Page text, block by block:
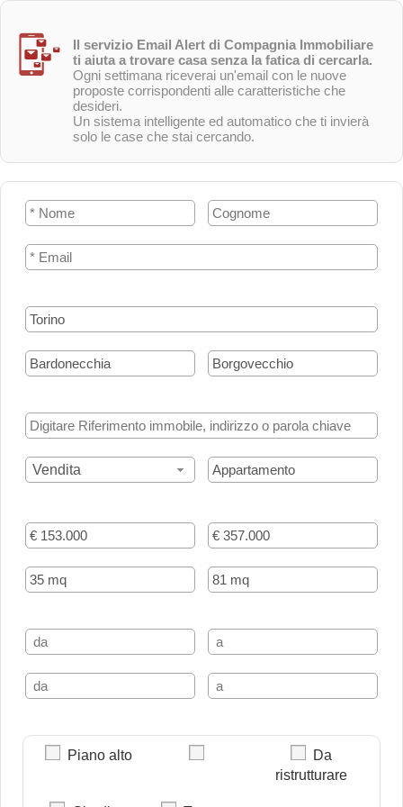
Il servizio Email Alert di Compagnia Immobiliare
ti aiuta a trovare casa senza la fatica di cercarla.
Ogni settimana riceverai un'email con le nuove
proposte corrispondenti alle caratteristiche che
desideri.
Un sistema intelligente ed automatico che ti invierà
solo le case che stai cercando.
Vendita
Piano alto
Da
ristrutturare